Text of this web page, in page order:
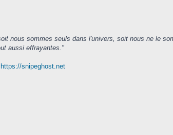
nous sommes seuls dans l'univers, soit nous ne le
aussi effrayantes."
https://snipeghost.net